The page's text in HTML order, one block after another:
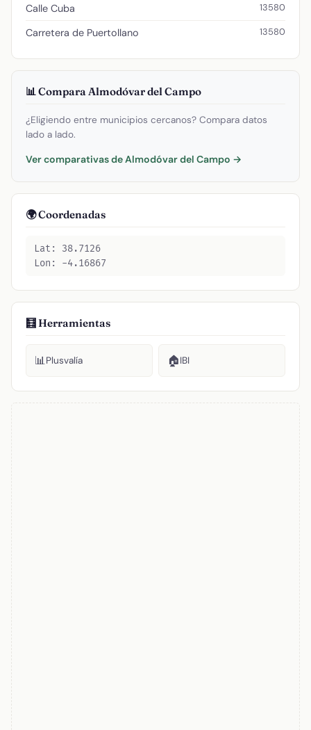
Calle Cuba 13580
Carretera de Puertollano 13580
📊 Compara Almodóvar del Campo
¿Eligiendo entre municipios cercanos? Compara datos
lado a lado.
Ver comparativas de Almodóvar del Campo →
🌍 Coordenadas
Lat: 38.7126
Lon: -4.16867
🧮 Herramientas
📊Plusvalía 🏠IBI